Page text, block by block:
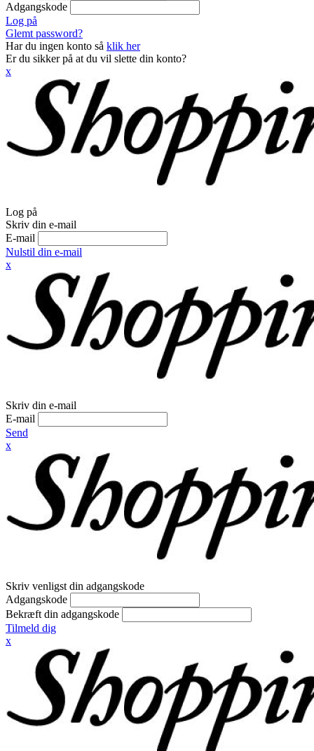
Adgangskode
Log på
Glemt password?
Har du ingen konto så klik her
Er du sikker på at du vil slette din konto?
x
Log på
Skriv din e-mail
E-mail
Nulstil din e-mail
x
Skriv din e-mail
E-mail
Send
x
Skriv venligst din adgangskode
Adgangskode
Bekræft din adgangskode
Tilmeld dig
x